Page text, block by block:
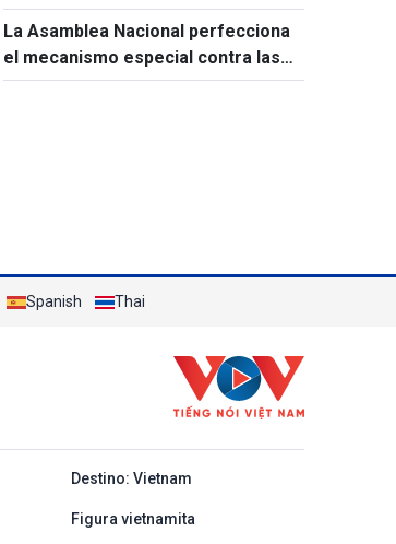
solicitantes de visado de 50 países
La Asamblea Nacional perfecciona
el mecanismo especial contra las
infracciones legales
Spanish Thai
Destino: Vietnam
Figura vietnamita